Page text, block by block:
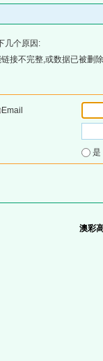
几个原因:
接不完整,或数据已被删
Email
澳彩